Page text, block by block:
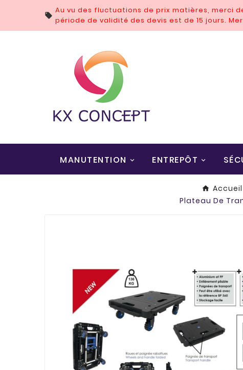

Au vu des fluctuations de prix matières, merci
période de validité des devis est de 15 jours.
MANUTENTION ENTREPÔT
Accueil
Plateau De